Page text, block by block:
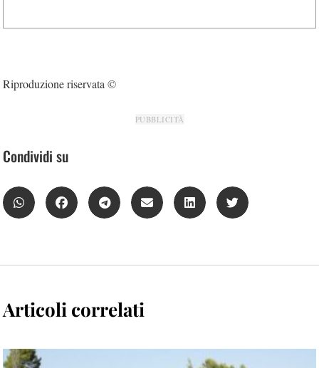
Riproduzione riservata ©
PUBBLICITÀ
Condividi su
Articoli correlati